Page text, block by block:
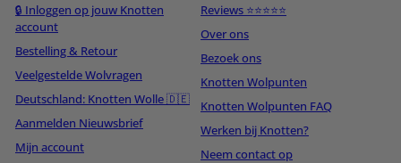
🔒 Inloggen op jouw Knotten
account
Bestelling & Retour
Veelgestelde Wolvragen
Deutschland: Knotten Wolle 🇩🇪
Aanmelden Nieuwsbrief
Mijn account
Reviews ⭐⭐⭐⭐⭐
Over ons
Bezoek ons
Knotten Wolpunten
Knotten Wolpunten FAQ
Werken bij Knotten?
Neem contact op